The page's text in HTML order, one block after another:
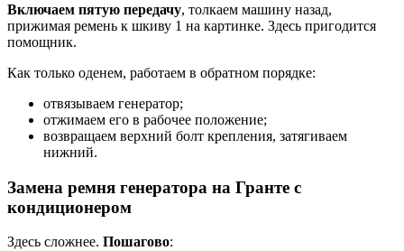
Включаем пятую передачу, толкаем машину назад,
прижимая ремень к шкиву 1 на картинке. Здесь пригодится
помощник.
Как только оденем, работаем в обратном порядке:
отвязываем генератор;
отжимаем его в рабочее положение;
возвращаем верхний болт крепления, затягиваем
нижний.
Замена ремня генератора на Гранте с
кондиционером
Здесь сложнее. Пошагово: